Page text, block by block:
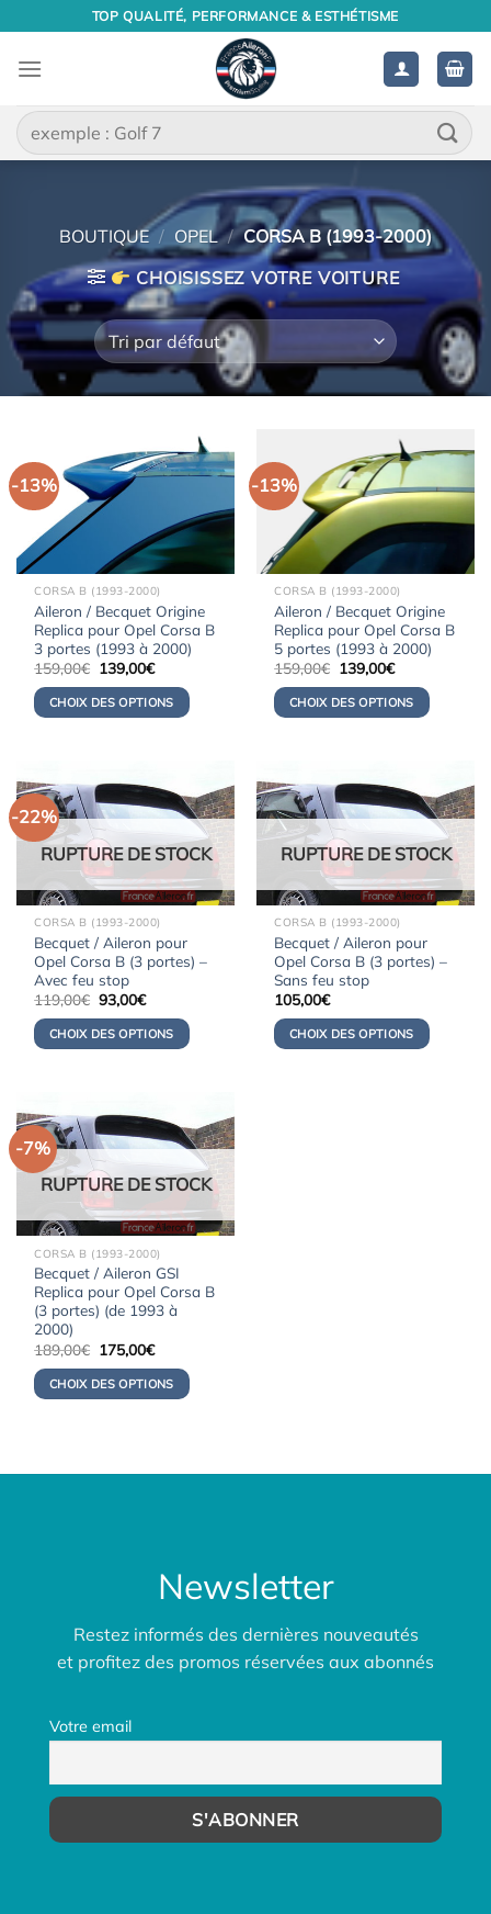
contenu
TOP QUALITÉ, PERFORMANCE & ESTHÉTISME
Recherche
pour :
BOUTIQUE / OPEL / CORSA B (1993-2000)
CHOISISSEZ VOTRE VOITURE
-13%
CORSA B (1993-2000)
Aileron / Becquet Origine
Replica pour Opel Corsa B
3 portes (1993 à 2000)
159,00€ Le
initial
était :
159,00€.
139,00€Le
actuel
est :
139,00€.
CHOIX DES OPTIONS
-13%
CORSA B (1993-2000)
Aileron / Becquet Origine
Replica pour Opel Corsa B
5 portes (1993 à 2000)
159,00€ Le
initial
était :
159,00€.
139,00€Le
actuel
est :
139,00€.
CHOIX DES OPTIONS
-22%
RUPTURE DE STOCK
CORSA B (1993-2000)
Becquet / Aileron pour
Opel Corsa B (3 portes) –
Avec feu stop
119,00€ Le
prix
initial
était :
119,00€.
93,00€Le
actuel
est :
93,00€.
CHOIX DES OPTIONS
RUPTURE DE STOCK
CORSA B (1993-2000)
Becquet / Aileron pour
Opel Corsa B (3 portes) –
Sans feu stop
105,00€
CHOIX DES OPTIONS
-7%
RUPTURE DE STOCK
CORSA B (1993-2000)
Becquet / Aileron GSI
Replica pour Opel Corsa B
(3 portes) (de 1993 à
2000)
189,00€ Le
prix
initial
était :
189,00€.
175,00€Le
actuel
est :
175,00€.
CHOIX DES OPTIONS
Newsletter
Restez informés des dernières nouveautés
et profitez des promos réservées aux abonnés
Votre email